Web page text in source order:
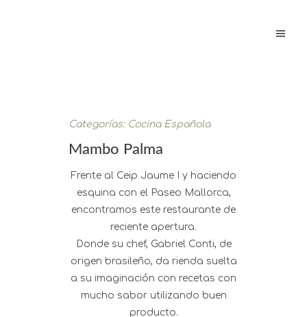
Categorías: Cocina Española
Mambo Palma
Frente al Ceip Jaume I y haciendo
esquina con el Paseo Mallorca,
encontramos este restaurante de
reciente apertura.
Donde su chef, Gabriel Conti, de
origen brasileño, da rienda suelta
a su imaginación con recetas con
mucho sabor utilizando buen
producto.